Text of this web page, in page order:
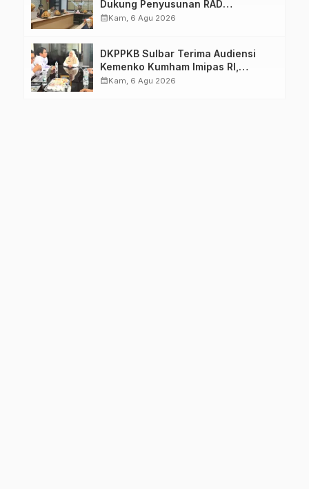
Dukung Penyusunan RAD
TPB/SDGs Sulawesi Barat
calendar_monthKam, 6 Agu 2026
DKPPKB Sulbar Terima Audiensi
Kemenko Kumham Imipas RI,
Perkuat Pelayanan Kesehatan bagi
calendar_monthKam, 6 Agu 2026